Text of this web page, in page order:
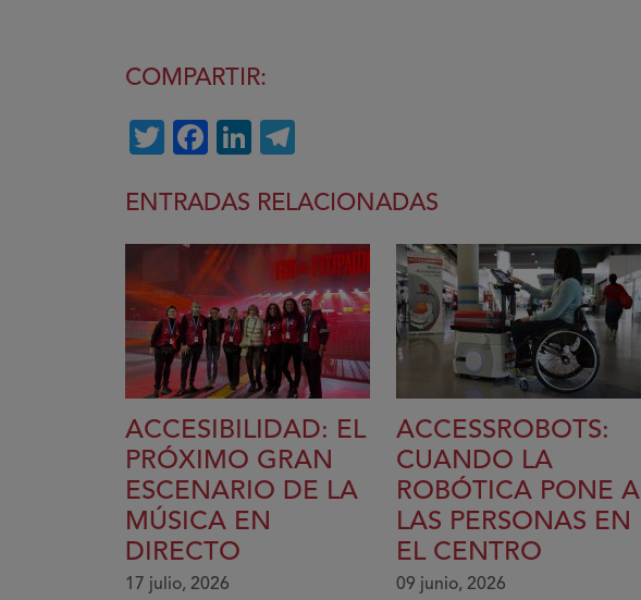
COMPARTIR:
TwitterFacebook
LinkedIn
ENTRADAS RELACIONADAS
ACCESIBILIDAD: EL
PRÓXIMO GRAN
ESCENARIO DE LA
MÚSICA EN
DIRECTO
17 julio, 2026
ACCESSROBOTS:
CUANDO LA
ROBÓTICA PONE A
LAS PERSONAS EN
EL CENTRO
09 junio, 2026